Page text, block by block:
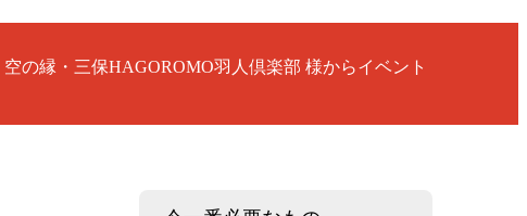
空の縁・三保HAGOROMO羽人倶楽部 様からイベント